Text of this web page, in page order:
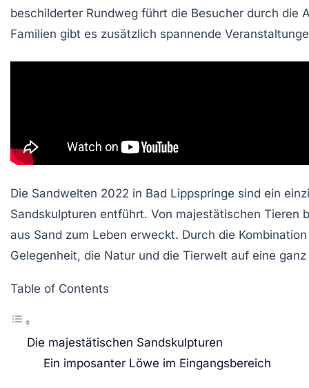
beschilderter Rundweg führt die Besucher durch
Familien gibt es zusätzlich spannende
Die Sandwelten 2022 in Bad Lippspringe sind ein
Sandskulpturen entführt. Von majestätischen Tieren
aus Sand zum Leben erweckt. Durch die
Gelegenheit, die Natur und die Tierwelt auf eine
Table of Contents
Die majestätischen Sandskulpturen
Ein imposanter Löwe im Eingangsbereich